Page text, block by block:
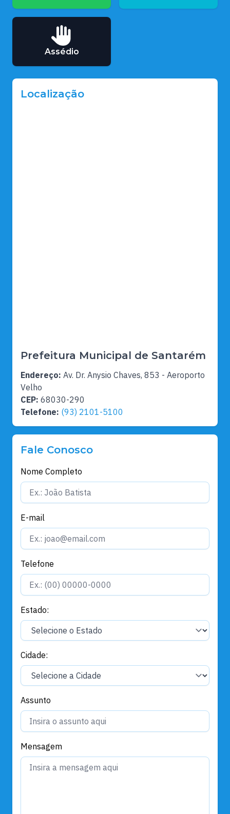
Assédio
Localização
Prefeitura Municipal de Santarém
Endereço: Av. Dr. Anysio Chaves, 853 - Aeroporto
Velho
CEP: 68030-290
Telefone: (93) 2101-5100
Fale Conosco
Nome Completo
E-mail
Telefone
Estado:
Cidade:
Assunto
Mensagem